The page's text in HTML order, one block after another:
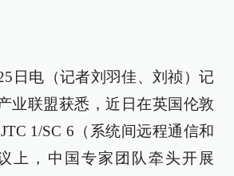
日电（记者刘羽佳、刘祯）记
业联盟获悉，近日在英国伦敦
1/SC 6（系统间远程通信和
上，中国专家团队牵头开展